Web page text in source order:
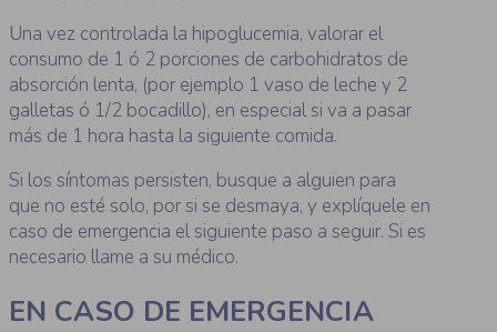
Una vez controlada la hipoglucemia, valorar el
consumo de 1 ó 2 porciones de carbohidratos de
absorción lenta, (por ejemplo 1 vaso de leche y 2
galletas ó 1/2 bocadillo), en especial si va a pasar
más de 1 hora hasta la siguiente comida.
Si los síntomas persisten, busque a alguien para
que no esté solo, por si se desmaya, y explíquele en
caso de emergencia el siguiente paso a seguir. Si es
necesario llame a su médico.
EN CASO DE EMERGENCIA